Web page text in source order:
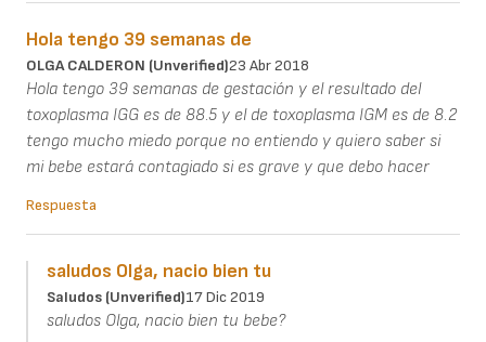
Hola tengo 39 semanas de
OLGA CALDERON (unverified)23 Abr 2018
Hola tengo 39 semanas de gestación y el resultado del
toxoplasma IGG es de 88.5 y el de toxoplasma IGM es de 8.2
tengo mucho miedo porque no entiendo y quiero saber si
mi bebe estará contagiado si es grave y que debo hacer
Respuesta
saludos Olga, nacio bien tu
Saludos (unverified)17 Dic 2019
saludos Olga, nacio bien tu bebe?